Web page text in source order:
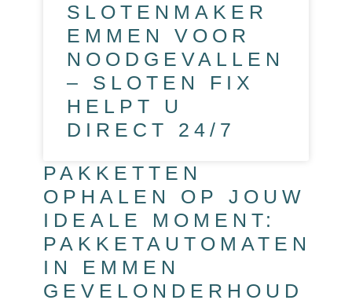
SLOTENMAKER
EMMEN VOOR
NOODGEVALLEN
– SLOTEN FIX
HELPT U
DIRECT 24/7
PAKKETTEN
OPHALEN OP JOUW
IDEALE MOMENT:
PAKKETAUTOMATEN
IN EMMEN
GEVELONDERHOUD